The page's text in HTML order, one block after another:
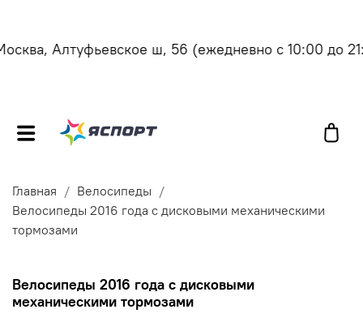
Алтуфьевское ш, 56(ежедневно с 10:00 до
Главная
Велосипеды
Велосипеды 2016 года с дисковыми механическими
тормозами
Велосипеды 2016 года с дисковыми
механическими тормозами